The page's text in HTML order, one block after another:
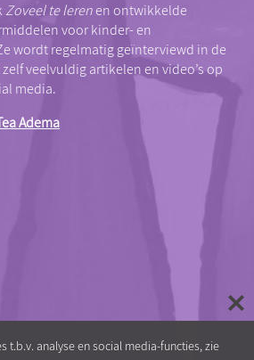
Zoveel te lerenen ontwikkelde
voor kinder- en
wordt regelmatig geïnterviewd in de
veelvuldig artikelen en video’s op
media.
Adema
t.b.v. analyse en social media-functies, zie